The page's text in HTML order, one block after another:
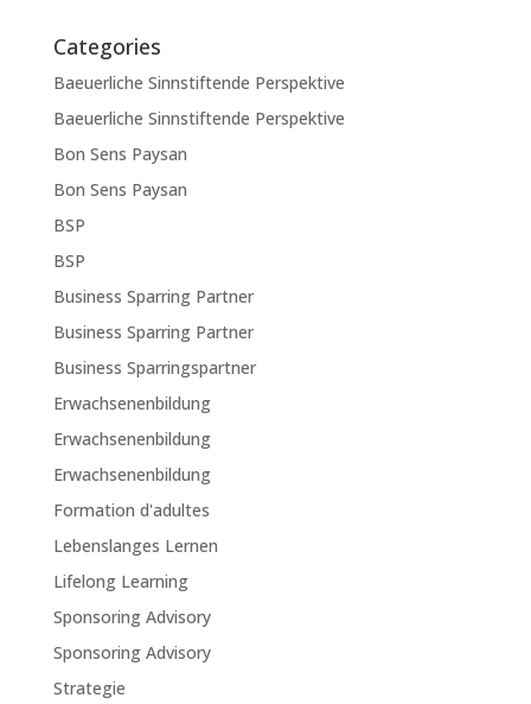
Categories
Baeuerliche Sinnstiftende Perspektive
Baeuerliche Sinnstiftende Perspektive
Bon Sens Paysan
Bon Sens Paysan
BSP
BSP
Business Sparring Partner
Business Sparring Partner
Business Sparringspartner
Erwachsenenbildung
Erwachsenenbildung
Erwachsenenbildung
Formation d'adultes
Lebenslanges Lernen
Lifelong Learning
Sponsoring Advisory
Sponsoring Advisory
Strategie